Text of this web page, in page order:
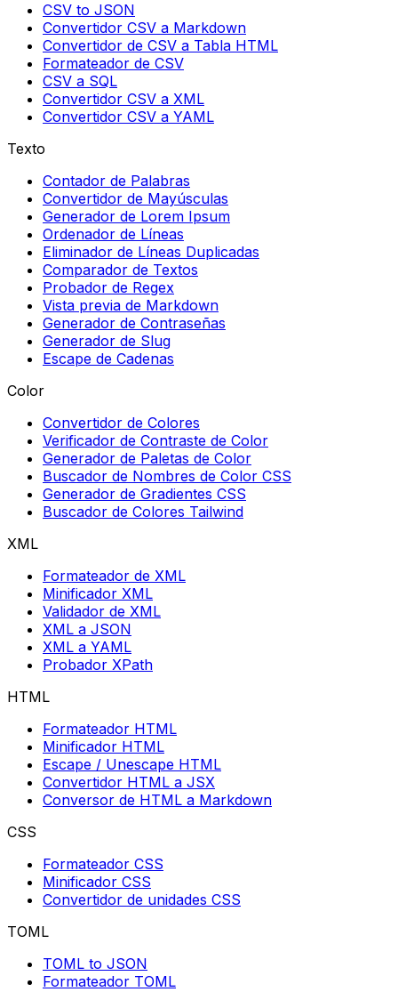
CSV to JSON
Convertidor CSV a Markdown
Convertidor de CSV a Tabla HTML
Formateador de CSV
CSV a SQL
Convertidor CSV a XML
Convertidor CSV a YAML
Texto
Contador de Palabras
Convertidor de Mayúsculas
Generador de Lorem Ipsum
Ordenador de Líneas
Eliminador de Líneas Duplicadas
Comparador de Textos
Probador de Regex
Vista previa de Markdown
Generador de Contraseñas
Generador de Slug
Escape de Cadenas
Color
Convertidor de Colores
Verificador de Contraste de Color
Generador de Paletas de Color
Buscador de Nombres de Color CSS
Generador de Gradientes CSS
Buscador de Colores Tailwind
XML
Formateador de XML
Minificador XML
Validador de XML
XML a JSON
XML a YAML
Probador XPath
HTML
Formateador HTML
Minificador HTML
Escape / Unescape HTML
Convertidor HTML a JSX
Conversor de HTML a Markdown
CSS
Formateador CSS
Minificador CSS
Convertidor de unidades CSS
TOML
TOML to JSON
Formateador TOML